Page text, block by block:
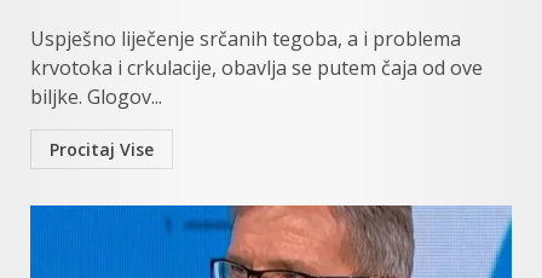
Uspješno liječenje srčanih tegoba, a i problema
krvotoka i crkulacije, obavlja se putem čaja od ove
biljke. Glogov...
Procitaj Vise